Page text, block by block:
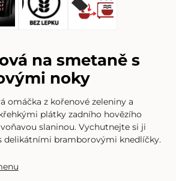
na smetaně s
noky
omáčka z kořenové zeleniny a
plátky zadního hovězího
slaninou. Vychutnejte si ji
delikátními bramborovými knedlíčky.